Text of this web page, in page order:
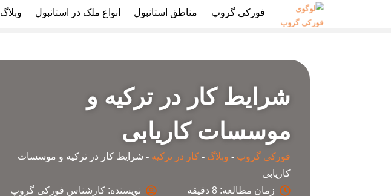
فورکی گروپ مناطق استانبول انواع ملک در استانبول وبلاگ
شرایط کار در ترکیه و
موسسات کاریابی
فورکی گروپ - وبلاگ - کار در ترکیه - شرایط کار در ترکیه و موسسات
کاریابی
زمان مطالعه: 8 دقیقه
نویسنده: کارشناس فورکی گروپ